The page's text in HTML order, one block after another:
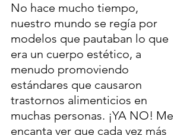
No hace mucho tiempo,
nuestro mundo se regía por
modelos que pautaban lo que
era un cuerpo estético, a
menudo promoviendo
estándares que causaron
trastornos alimenticios en
muchas personas. ¡YA NO! Me
encanta ver que cada vez más